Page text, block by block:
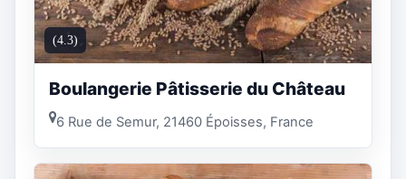
(4.3)
Boulangerie Pâtisserie du Château
6 Rue de Semur, 21460 Époisses, France